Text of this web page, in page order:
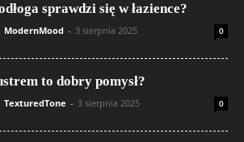
sprawdzi się w łazience?
ModernMood - 3 sierpnia 2025 0
to dobry pomysł?
TexturedTone - 3 sierpnia 2025 0